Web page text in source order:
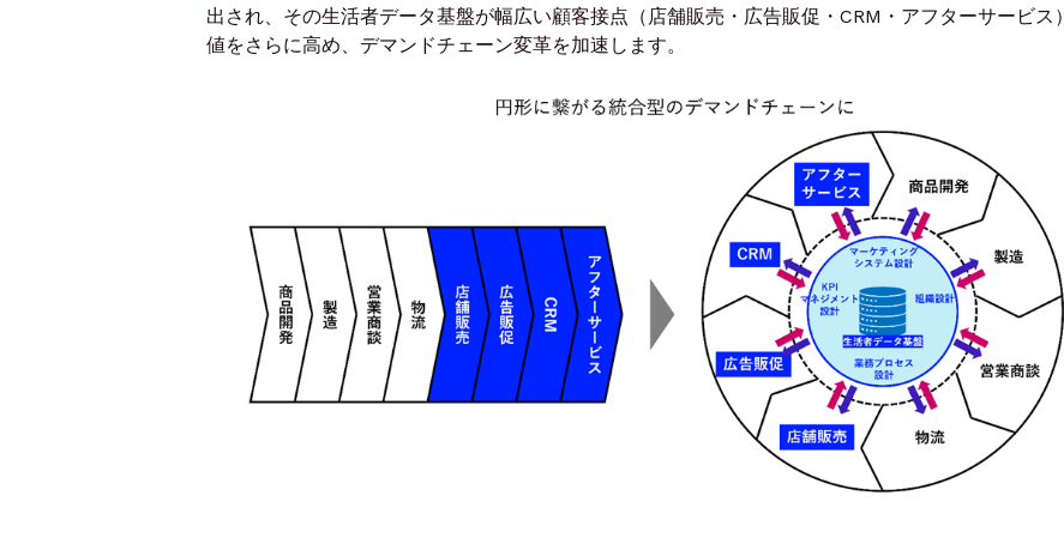
出され、その生活者データ基盤が幅広い顧客接点（店舗販売・広告販促・CRM・アフターサービス
値をさらに高め、デマンドチェーン変革を加速します。